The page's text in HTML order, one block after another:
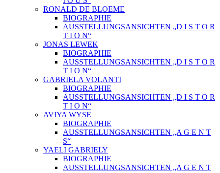
RONALD DE BLOEME
BIOGRAPHIE
AUSSTELLUNGSANSICHTEN „D I S T O R
T I O N“
JONAS LEWEK
BIOGRAPHIE
AUSSTELLUNGSANSICHTEN „D I S T O R
T I O N“
GABRIELA VOLANTI
BIOGRAPHIE
AUSSTELLUNGSANSICHTEN „D I S T O R
T I O N“
AVIYA WYSE
BIOGRAPHIE
AUSSTELLUNGSANSICHTEN „A G E N T
S“
YAELI GABRIELY
BIOGRAPHIE
AUSSTELLUNGSANSICHTEN „A G E N T